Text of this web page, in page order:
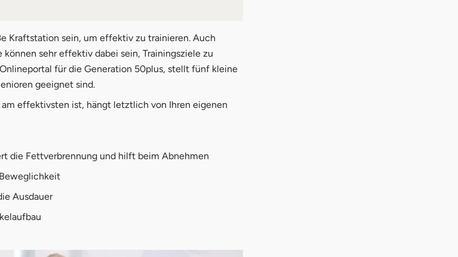
Kraftstation sein, um effektiv zu trainieren. Auch
sehr effektiv dabei sein, Trainingsziele zu
für die Generation 50plus, stellt fünf kleine
geeignet sind.
effektivsten ist, hängt letztlich von Ihren eigenen
die Fettverbrennung und hilft beim Abnehmen
Ausdauer